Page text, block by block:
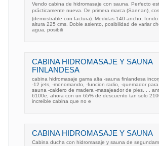
Vendo cabina de hidromasaje con sauna. Perfecto
prácticamente nueva. De primera marca (Saenan),
(demostrable con factura). Medidas 140 ancho,
altura 225 cms. Doble asiento, posibilidad de variar
agua, posibili
CABINA HIDROMASAJE Y SAUNA
FINLANDESA
cabina hidromasaje gama alta -sauna finlandesa
-12 jets, -monomando, -funcion radio, -quemador para
sauna -caldero de madera -masajeador de pies. . .
6100e, ahora con un 65% de descuento tan solo
increible cabina que no e
CABINA HIDROMASAJE Y SAUNA
Cabina ducha con hidromasaje y sauna de